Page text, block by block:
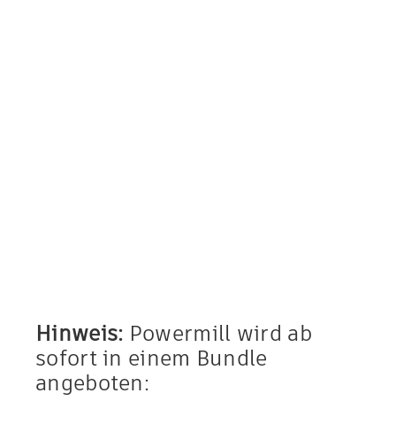
Hinweis: Powermill wird ab
sofort in einem Bundle
angeboten: